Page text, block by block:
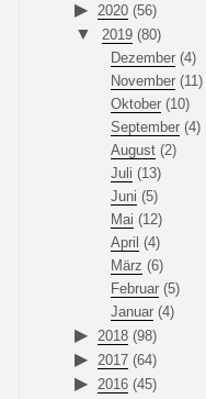
2020 (56)
2019 (80)
Dezember(4)
November(11)
Oktober(10)
September(4)
August(2)
Juli (13)
Juni (5)
Mai (12)
April (4)
März (6)
Februar(5)
Januar(4)
2018 (98)
2017 (64)
2016 (45)